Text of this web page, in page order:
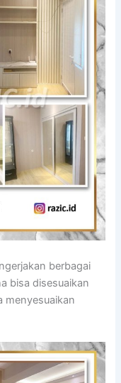
berbagai
bisa disesuaikan
menyesuaikan